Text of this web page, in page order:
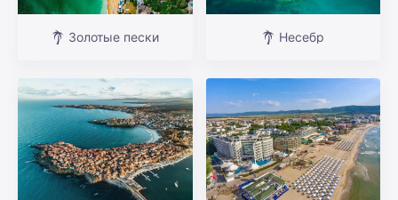
Золотые пески Несебр